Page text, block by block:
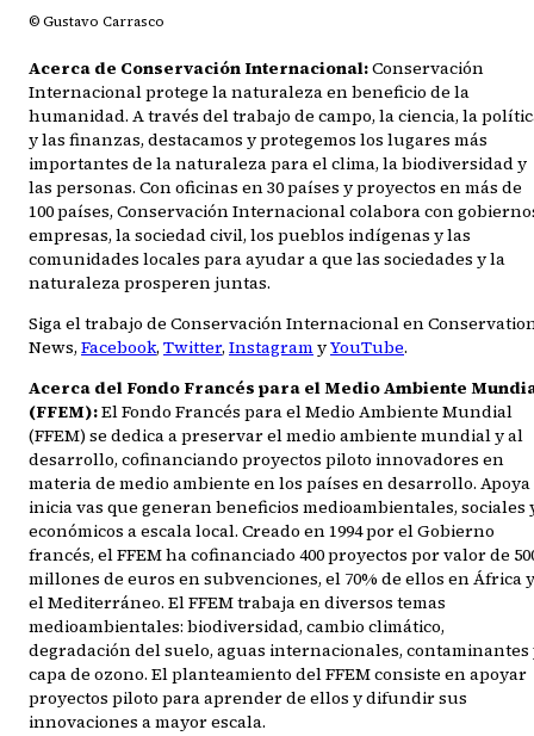
© Gustavo Carrasco
Acerca de Conservación Internacional:Conservación
Internacional protege la naturaleza en beneficio de la
humanidad. A través del trabajo de campo, la ciencia, la
y las finanzas, destacamos y protegemos los lugares más
importantes de la naturaleza para el clima, la biodiversidad y
las personas. Con oficinas en 30 países y proyectos en más de
100 países, Conservación Internacional colabora con
empresas, la sociedad civil, los pueblos indígenas y las
comunidades locales para ayudar a que las sociedades y la
naturaleza prosperen juntas.
Siga el trabajo de Conservación Internacional en
News, Facebook, Twitter, InstagramyYouTube.
Acerca del Fondo Francés para el Medio Ambiente
(FFEM):El Fondo Francés para el Medio Ambiente Mundial
(FFEM) se dedica a preservar el medio ambiente mundial y al
desarrollo, cofinanciando proyectos piloto innovadores en
materia de medio ambiente en los países en desarrollo. Apoya
inicia vas que generan beneficios medioambientales, sociales
económicos a escala local. Creado en 1994 por el Gobierno
francés, el FFEM ha cofinanciado 400 proyectos por valor de
millones de euros en subvenciones, el 70% de ellos en África y
el Mediterráneo. El FFEM trabaja en diversos temas
medioambientales: biodiversidad, cambio climático,
degradación del suelo, aguas internacionales, contaminantes
capa de ozono. El planteamiento del FFEM consiste en apoyar
proyectos piloto para aprender de ellos y difundir sus
innovaciones a mayor escala.